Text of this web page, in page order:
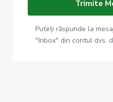
Puteți răspunde la
"Inbox" din contul dvs.